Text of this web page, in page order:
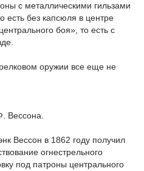
с металлическими гильзами
есть без капсюля в центре
боя», то есть с
оружии все еще не
Вессона.
Вессон в 1862 году получил
огнестрельного
под патроны центрального